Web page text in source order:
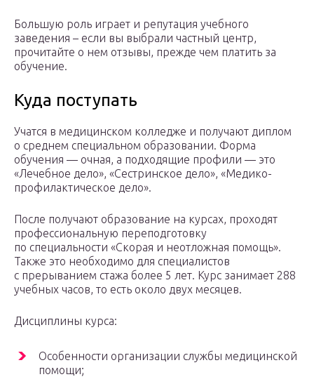
Большую роль играет и репутация учебного
заведения – если вы выбрали частный центр,
прочитайте о нем отзывы, прежде чем платить за
обучение.
Куда поступать
Учатся в медицинском колледже и получают диплом
о среднем специальном образовании. Форма
обучения — очная, а подходящие профили — это
«Лечебное дело», «Сестринское дело», «Медико-
профилактическое дело».
После получают образование на курсах, проходят
профессиональную переподготовку
по специальности «Скорая и неотложная помощь».
Также это необходимо для специалистов
с прерыванием стажа более 5 лет. Курс занимает 288
учебных часов, то есть около двух месяцев.
Дисциплины курса:
Особенности организации службы медицинской
помощи;